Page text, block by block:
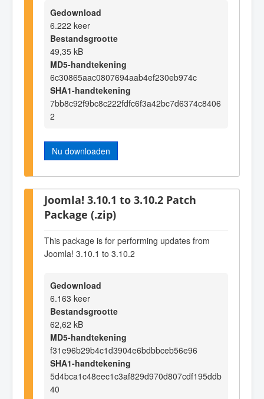
Gedownload
6.222 keer
Bestandsgrootte
49,35 kB
MD5-handtekening
6c30865aac0807694aab4ef230eb974c
SHA1-handtekening
7bb8c92f9bc8c222fdfc6f3a42bc7d6374c8406
2
Nu downloaden
Joomla! 3.10.1 to 3.10.2 Patch
Package (.zip)
This package is for performing updates from
Joomla! 3.10.1 to 3.10.2
Gedownload
6.163 keer
Bestandsgrootte
62,62 kB
MD5-handtekening
f31e96b29b4c1d3904e6bdbbceb56e96
SHA1-handtekening
5d4bca1c48eec1c3af829d970d807cdf195ddb
40